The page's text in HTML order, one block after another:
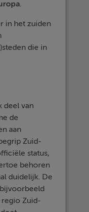
.
in het zuiden
die in
deel van
de
aan
Zuid-
status,
behoren
duidelijk. De
regio Zuid-